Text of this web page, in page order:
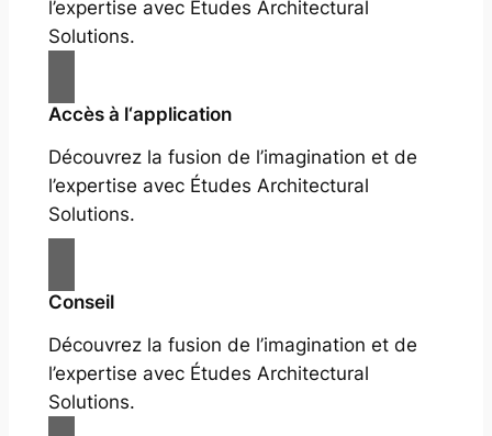
l’expertise avec Études Architectural
Solutions.
Accès à l‘application
Découvrez la fusion de l’imagination et de
l’expertise avec Études Architectural
Solutions.
Conseil
Découvrez la fusion de l’imagination et de
l’expertise avec Études Architectural
Solutions.